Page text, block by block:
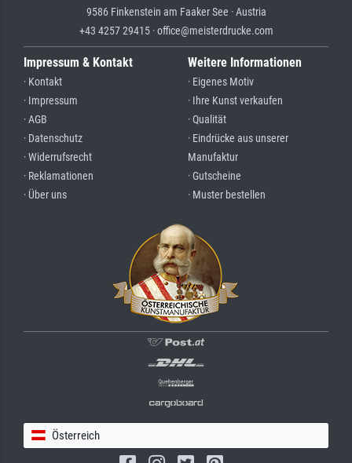
9586 Finkenstein am Faaker See · Austria
+43 4257 29415 · office@meisterdrucke.com
Impressum & Kontakt
· Kontakt
· Impressum
· AGB
· Datenschutz
· Widerrufsrecht
· Reklamationen
· Über uns
Weitere Informationen
· Eigenes Motiv
· Ihre Kunst verkaufen
· Qualität
· Eindrücke aus unserer
Manufaktur
· Gutscheine
· Muster bestellen
Österreich